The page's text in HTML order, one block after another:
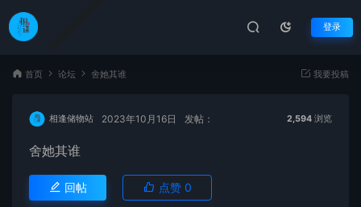
登录
首页 论坛 舍她其谁 我要投稿
相逢储物站 2023年10月16日 发帖： 2,594 浏览
舍她其谁
回帖 点赞 0